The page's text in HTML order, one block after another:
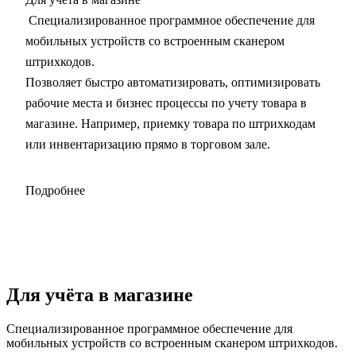
Специализированное программное обеспечение для
мобильных устройств со встроенным сканером
штрихкодов.
Позволяет быстро автоматизировать, оптимизировать
рабочие места и бизнес процессы по учету товара в
магазине. Например, приемку товара по штрихкодам
или инвентаризацию прямо в торговом зале.
Подробнее
Для учёта в магазине
Специализированное программное обеспечение для
мобильных устройств со встроенным сканером штрихкодов.